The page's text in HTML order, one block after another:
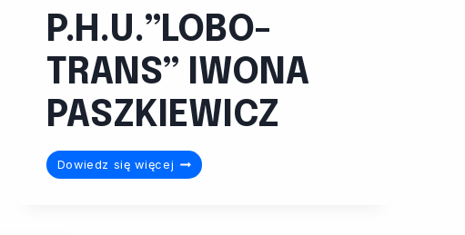
P.H.U.”LOBO-
TRANS” IWONA
PASZKIEWICZ
Dowiedz się więcej P.H.U.”LOBO-